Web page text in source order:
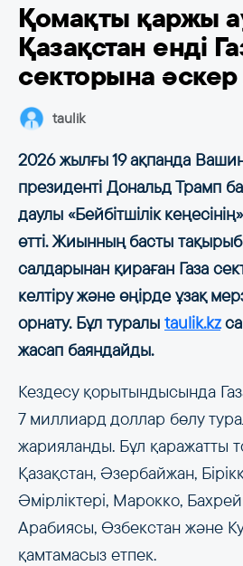
Қомақты қаржы
Қазақстан енді
секторына
taulik
2026 жылғы 19 ақпанда
президенті Дональд Трамп
даулы «Бейбітшілік
өтті. Жиынның басты
салдарынан қираған Газа
келтіру және өңірде ұзақ
орнату. Бұл туралы taulik.kz
жасап баяндайды.
Кездесу қорытындысында
7 миллиард доллар бөлу
жарияланды. Бұл қаражатты
Қазақстан, Әзербайжан,
Әмірліктері, Марокко,
Арабиясы, Өзбекстан және
қамтамасыз етпек.